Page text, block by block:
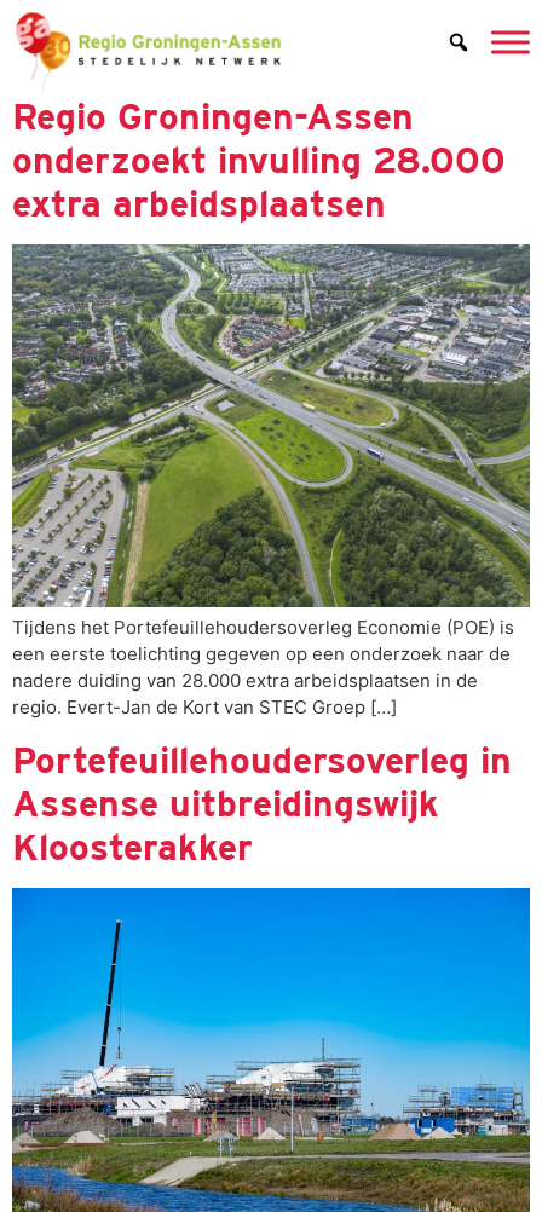
de
inhoud
Regio Groningen-Assen
onderzoekt invulling 28.000
extra arbeidsplaatsen
Tijdens het Portefeuillehoudersoverleg Economie (POE) is
een eerste toelichting gegeven op een onderzoek naar de
nadere duiding van 28.000 extra arbeidsplaatsen in de
regio. Evert-Jan de Kort van STEC Groep […]
Portefeuillehoudersoverleg in
Assense uitbreidingswijk
Kloosterakker